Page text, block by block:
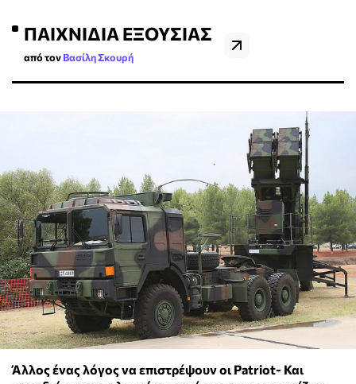
ΠΑΙΧΝΊΔΙΑ ΕΞΟΥΣΊΑΣ
από τονΒασίλη Σκουρή
Άλλος ένας λόγος να επιστρέψουν οι Patriot- Και